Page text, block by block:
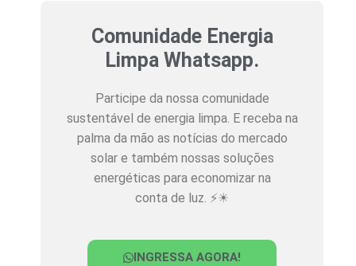
Comunidade Energia
Limpa Whatsapp.
Participe da nossa comunidade
sustentável de energia limpa. E receba na
palma da mão as notícias do mercado
solar e também nossas soluções
energéticas para economizar na
conta de luz. ⚡☀
INGRESSA AGORA!